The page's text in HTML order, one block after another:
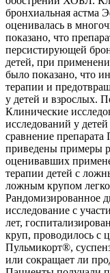
бронхиальная астма
оценивалась в
показано, что
персистирующей
детей, при
было показано, что
терапии и
у детей и взрослых.
Клинические
исследований у
сравнение
приведены примеры
оценивавших
терапии детей с
ложным крупом
Рандомизированное
исследование с
лет,
круп, проводилось с
Пульмикорт®,
или сокращает ли